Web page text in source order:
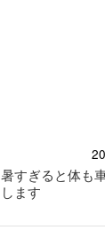
暑すぎると体も
します